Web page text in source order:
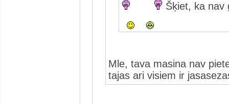
Šķiet, ka
Mle, tava masina nav
tajas ari visiem ir